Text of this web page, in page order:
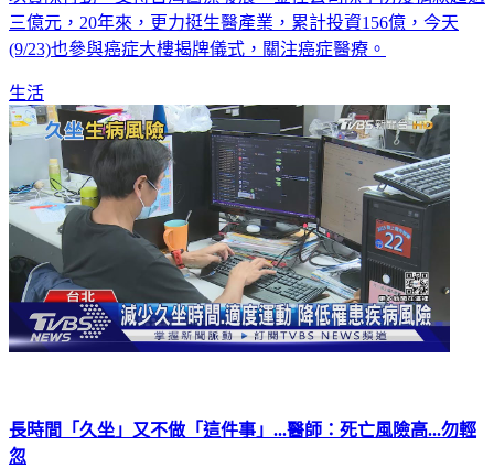
三億元，20年來，更力挺生醫產業，累計投資156億，今天
(9/23)也參與癌症大樓揭牌儀式，關注癌症醫療。
生活
長時間「久坐」又不做「這件事」...醫師：死亡風險高...勿輕
忽